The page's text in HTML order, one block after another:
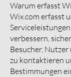
Warum erfasst
Wix.com erfasst
verbessern,
Besucher,
zu kontaktieren
Bestimmungen